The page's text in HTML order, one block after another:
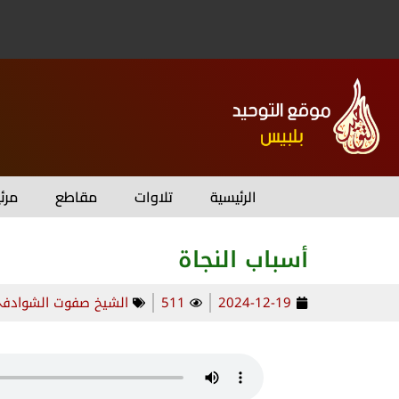
الرئيسية تلاوات مقاطع
أسباب النجاة
2024-12-19
511 الشيخ صفوت